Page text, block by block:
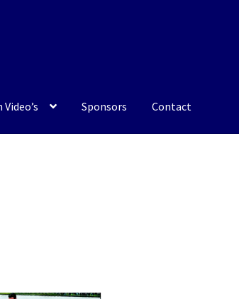
Video’s Sponsors Contact